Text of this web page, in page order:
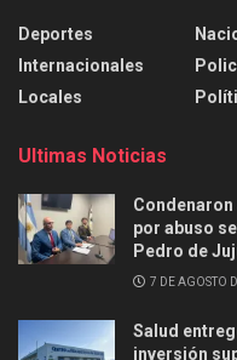
Deportes
Internacionales
Locales
Ultimas Noticias
Condenaron
por abuso
Pedro de
7 DE AGOSTO
Salud
inversión